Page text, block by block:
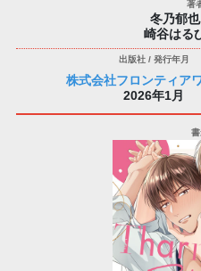
冬乃郁也
崎谷はる
株式会社フロンティア
2026年1月